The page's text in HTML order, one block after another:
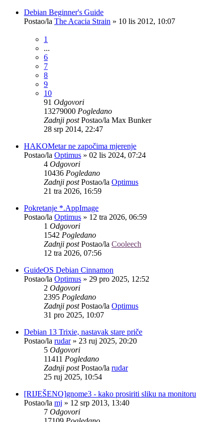
Debian Beginner's Guide
Postao/la The Acacia Strain » 10 lis 2012, 10:07
1
...
6
7
8
9
10
91 Odgovori
13279000 Pogledano
Zadnji postPostao/la Max Bunker
28 srp 2014, 22:47
HAKOMetar ne započima mjerenje
Postao/la Optimus » 02 lis 2024, 07:24
4 Odgovori
10436 Pogledano
Zadnji postPostao/la Optimus
21 tra 2026, 16:59
Pokretanje *.AppImage
Postao/la Optimus » 12 tra 2026, 06:59
1 Odgovori
1542 Pogledano
Zadnji postPostao/la Cooleech
12 tra 2026, 07:56
GuideOS Debian Cinnamon
Postao/la Optimus » 29 pro 2025, 12:52
2 Odgovori
2395 Pogledano
Zadnji postPostao/la Optimus
31 pro 2025, 10:07
Debian 13 Trixie, nastavak stare priče
Postao/la rudar» 23 ruj 2025, 20:20
5 Odgovori
11411 Pogledano
Zadnji postPostao/la rudar
25 ruj 2025, 10:54
[RIJEŠENO]gnome3 - kako prosiriti sliku na monitoru
Postao/la mj » 12 srp 2013, 13:40
7 Odgovori